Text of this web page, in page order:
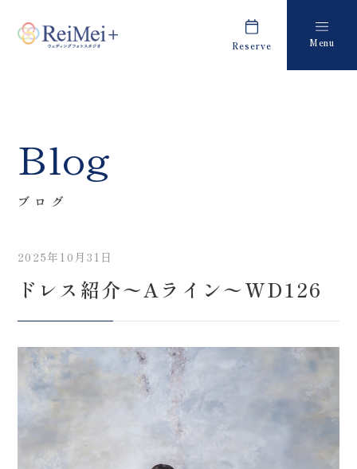
Reserve Menu
Costume
衣装
About us
Retouch
フォトレタッチ
Studio
スタジオ紹介
キャンペーン・お知らせ
Blog
ブログ
会社案内
プライバシーポリシー
Blog
ブログ
2025年10月31日
ドレス紹介〜Aライン〜WD126